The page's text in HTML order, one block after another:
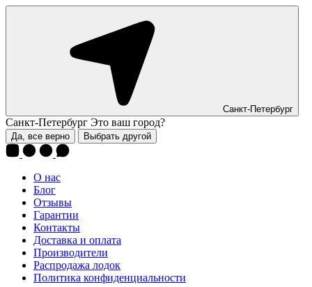
Санкт-Петербург
Санкт-Петербург Это ваш город?
Да, все верно Выбрать другой
О нас
Блог
Отзывы
Гарантии
Контакты
Доставка и оплата
Производители
Распродажа лодок
Политика конфиденциальности